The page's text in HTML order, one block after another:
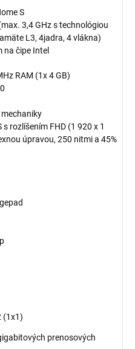
S
3,4 GHz s technológiou
L3, 4jadra, 4 vlákna)
na čipe Intel
RAM (1x 4 GB)
rozlíšením FHD (1 920 x 1
úpravou, 250 nitmi a 45%
(1x1)
prenosových